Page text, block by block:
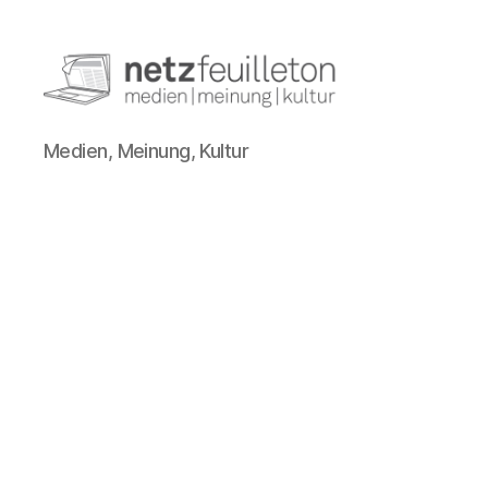
netzfeuilleton.de
Medien, Meinung, Kultur